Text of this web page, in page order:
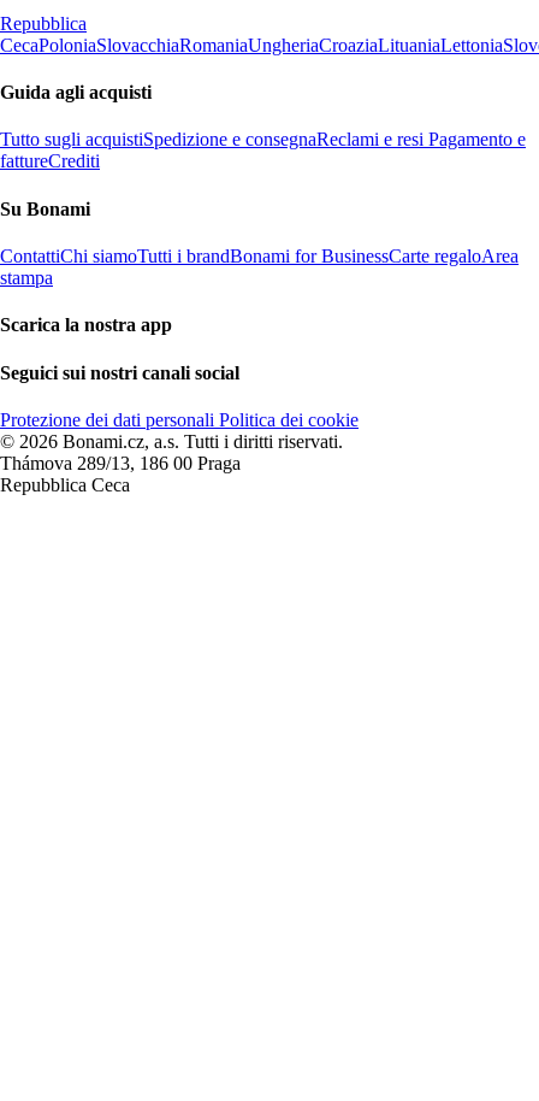
Repubblica
CecaPoloniaSlovacchiaRomaniaUngheriaCroaziaLituaniaLettonia
Guida agli acquisti
Tutto sugli acquistiSpedizione e consegnaReclami e resi Pagamento e
fattureCrediti
Su Bonami
ContattiChi siamoTutti i brandBonami for BusinessCarte regaloArea
stampa
Scarica la nostra app
Seguici sui nostri canali social
Protezione dei dati personali Politica dei cookie
© 2026 Bonami.cz, a.s. Tutti i diritti riservati.
Thámova 289/13, 186 00 Praga
Repubblica Ceca